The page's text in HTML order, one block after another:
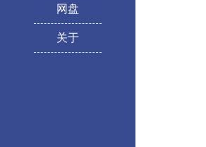
网盘
关于